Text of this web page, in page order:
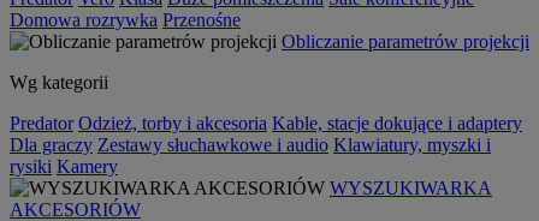
Domowa rozrywka Przenośne
Obliczanie parametrów projekcji
Wg kategorii
Predator Odzież, torby i akcesoria Kable, stacje dokujące i adaptery
Dla graczy Zestawy słuchawkowe i audio Klawiatury, myszki i
rysiki Kamery
WYSZUKIWARKA
AKCESORIÓW